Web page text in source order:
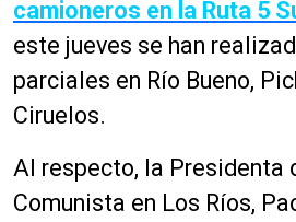
camioneros en la Ruta 5
este jueves se han
parciales en Río Bueno,
Ciruelos.
Al respecto, la Presidenta
Comunista en Los Ríos,